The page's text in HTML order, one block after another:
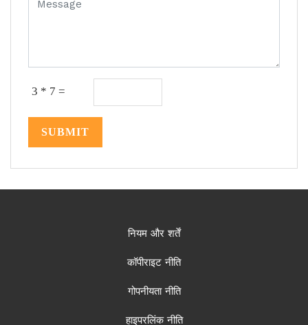
3 * 7 =
SUBMIT
नियम और शर्तें
कॉपीराइट नीति
गोपनीयता नीति
हाइपरलिंक नीति